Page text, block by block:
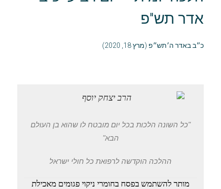
אדר תש"פ
כ״ב באדר ה׳תש״פ (מרץ 18, 2020)
"כל השונה הלכות בכל יום מובטח לו שהוא בן העולם
הבא"
ההלכה הוקדשה לרפואת כל חולי ישראל
מותר להשתמש בפסח בחומרי ניקוי פגומים מאכילת